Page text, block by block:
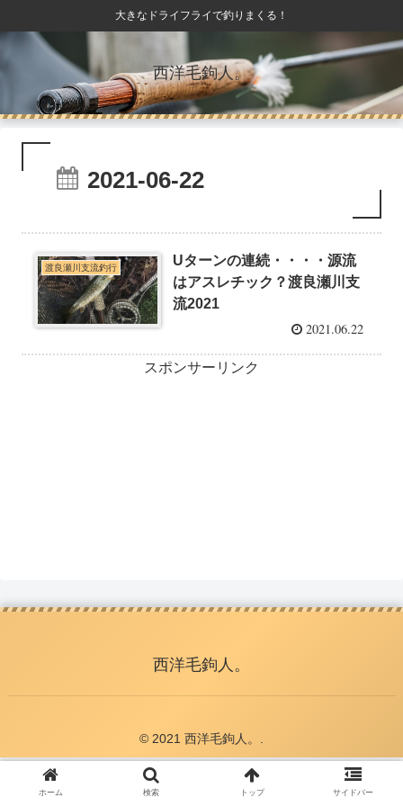
大きなドライフライで釣りまくる！
西洋毛鉤人。
2021-06-22
渡良瀬川支流釣行
Uターンの連続・・・・源流
はアスレチック？渡良瀬川支
流2021
2021.06.22
スポンサーリンク
西洋毛鉤人。
© 2021 西洋毛鉤人。.
ホーム 検索 トップ サイドバー